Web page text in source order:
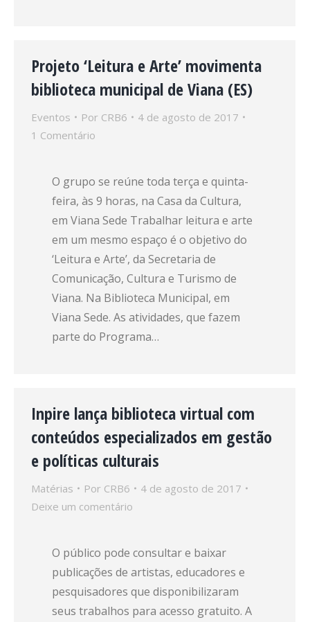
Projeto ‘Leitura e Arte’ movimenta
biblioteca municipal de Viana (ES)
Eventos Por CRB6
4 de agosto de 2017
1 Comentário
O grupo se reúne toda terça e quinta-
feira, às 9 horas, na Casa da Cultura,
em Viana Sede Trabalhar leitura e arte
em um mesmo espaço é o objetivo do
‘Leitura e Arte’, da Secretaria de
Comunicação, Cultura e Turismo de
Viana. Na Biblioteca Municipal, em
Viana Sede. As atividades, que fazem
parte do Programa…
Inpire lança biblioteca virtual com
conteúdos especializados em gestão
e políticas culturais
Matérias Por CRB6
4 de agosto de 2017
Deixe um comentário
O público pode consultar e baixar
publicações de artistas, educadores e
pesquisadores que disponibilizaram
seus trabalhos para acesso gratuito. A